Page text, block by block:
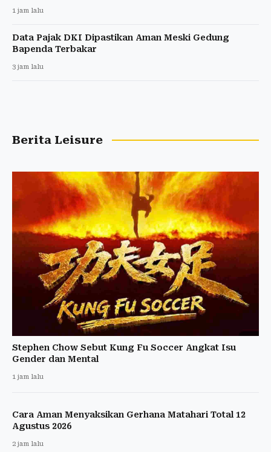
1 jam lalu
Data Pajak DKI Dipastikan Aman Meski Gedung
Bapenda Terbakar
3 jam lalu
Berita Leisure
Stephen Chow Sebut Kung Fu Soccer Angkat Isu
Gender dan Mental
1 jam lalu
Cara Aman Menyaksikan Gerhana Matahari Total 12
Agustus 2026
2 jam lalu